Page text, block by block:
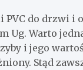
do drzwi
Ug. Warto
i jego
Stąd